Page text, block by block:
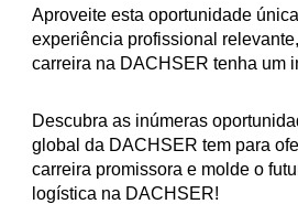
Aproveite esta oportunidade
experiência profissional
carreira na DACHSER tenha um
Descubra as inúmeras
global da DACHSER tem para
carreira promissora e molde o
logística na DACHSER!